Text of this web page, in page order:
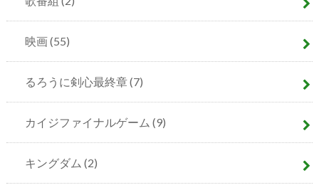
映画(55)
るろうに剣心最終章(7)
カイジファイナルゲーム (9)
キングダム (2)